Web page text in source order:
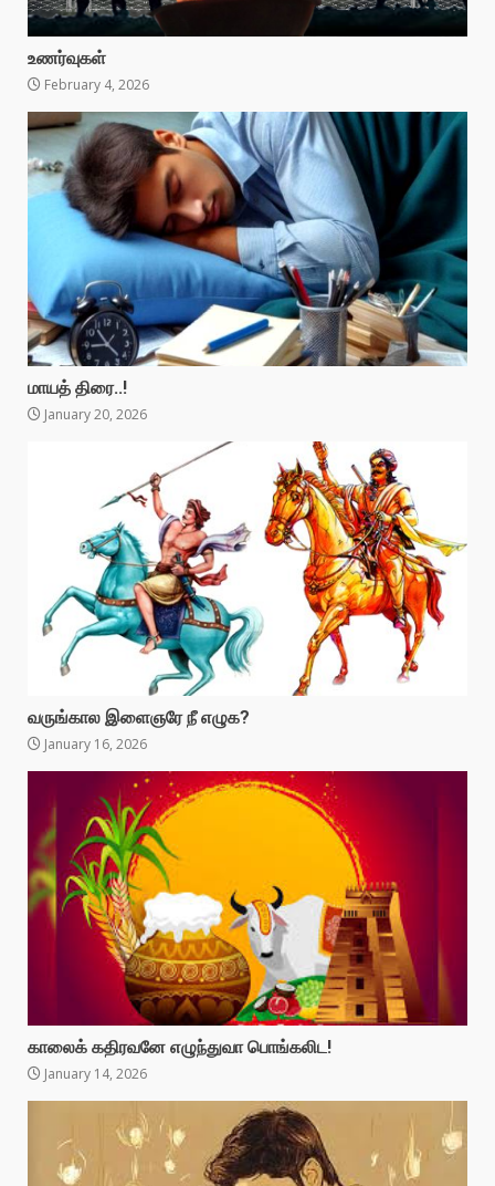
உணர்வுகள்
February 4, 2026
மாயத் திரை..!
January 20, 2026
வருங்கால இளைஞரே நீ எழுக?
January 16, 2026
காலைக் கதிரவனே எழுந்துவா பொங்கலிட!
January 14, 2026